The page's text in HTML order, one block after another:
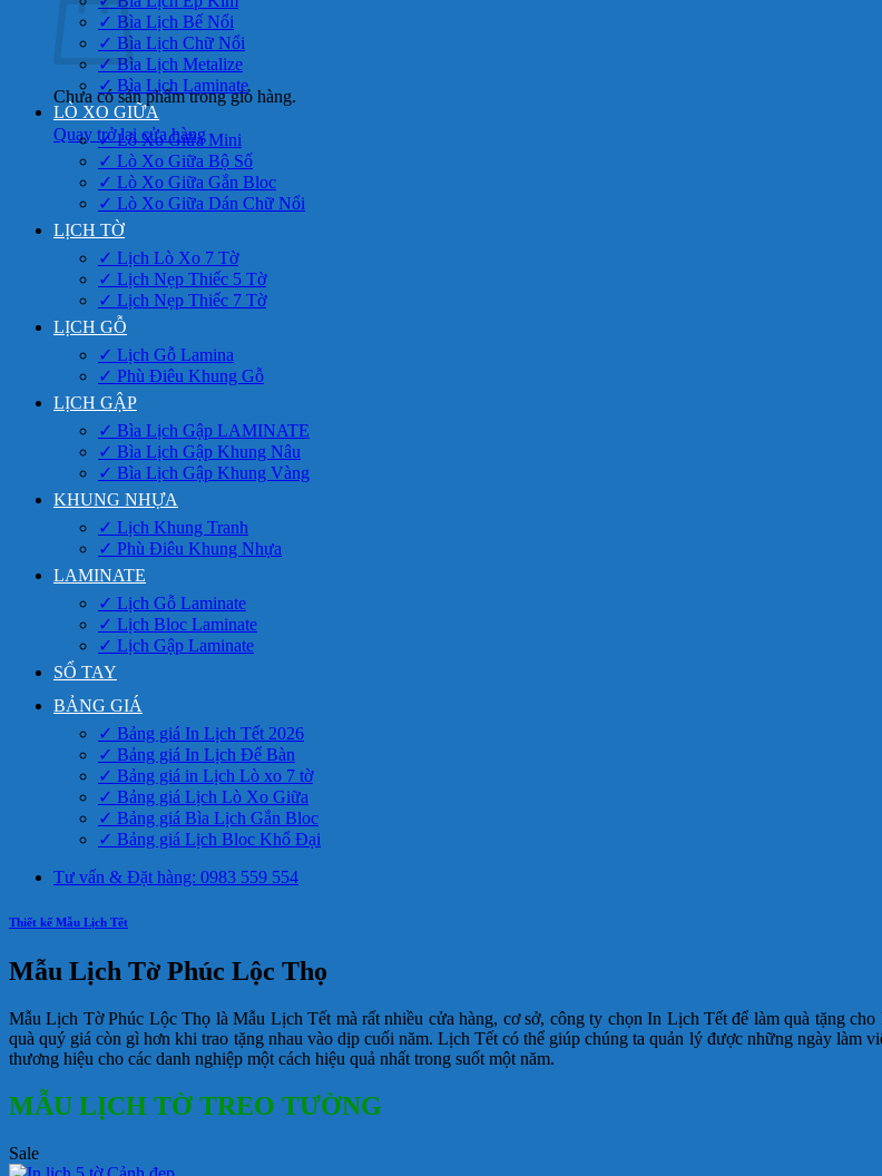
Chưa có sản phẩm trong giỏ hàng.
Quay trở lại cửa hàng
✓ Bìa Lịch Bế Nổi
✓ Bìa Lịch Chữ Nổi
✓ Bìa Lịch Metalize
✓ Bìa Lịch Laminate
LÒ XO GIỮA
✓ Lò Xo Giữa Mini
✓ Lò Xo Giữa Bộ Số
✓ Lò Xo Giữa Gắn Bloc
✓ Lò Xo Giữa Dán Chữ Nổi
LỊCH TỜ
✓ Lịch Lò Xo 7 Tờ
✓ Lịch Nẹp Thiếc 5 Tờ
✓ Lịch Nẹp Thiếc 7 Tờ
LỊCH GỖ
✓ Lịch Gỗ Lamina
✓ Phù Điêu Khung Gỗ
LỊCH GẬP
✓ Bìa Lịch Gập LAMINATE
✓ Bìa Lịch Gập Khung Nâu
✓ Bìa Lịch Gập Khung Vàng
KHUNG NHỰA
✓ Lịch Khung Tranh
✓ Phù Điêu Khung Nhựa
LAMINATE
✓ Lịch Gỗ Laminate
✓ Lịch Bloc Laminate
✓ Lịch Gập Laminate
SỔ TAY
BẢNG GIÁ
✓ Bảng giá In Lịch Tết 2026
✓ Bảng giá In Lịch Để Bàn
✓ Bảng giá in Lịch Lò xo 7 tờ
✓ Bảng giá Lịch Lò Xo Giữa
✓ Bảng giá Bìa Lịch Gắn Bloc
✓ Bảng giá Lịch Bloc Khổ Đại
Tư vấn & Đặt hàng: 0983 559 554
Thiết kế Mẫu Lịch Tết
Mẫu Lịch Tờ Phúc Lộc Thọ
Mẫu Lịch Tờ Phúc Lộc Thọ là Mẫu Lịch Tết mà rất nhiều cửa hàng, cơ sở, công ty chọn In Lịch Tết để làm quà tặng
quà quý giá còn gì hơn khi trao tặng nhau vào dịp cuối năm. Lịch Tết có thể giúp chúng ta quản lý được những ngày làm
thương hiệu cho các danh nghiệp một cách hiệu quả nhất trong suốt một năm.
MẪU LỊCH TỜ TREO TƯỜNG
Sale